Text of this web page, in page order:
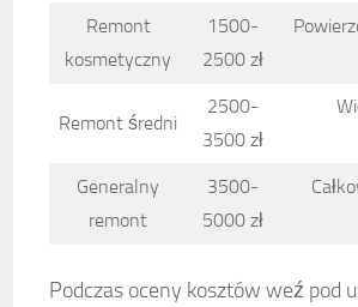
Remont
kosmetyczny
1500-
2500 zł
Remont średni
2500-
3500 zł
Generalny
remont
3500-
5000 zł
Podczas oceny kosztów weź pod